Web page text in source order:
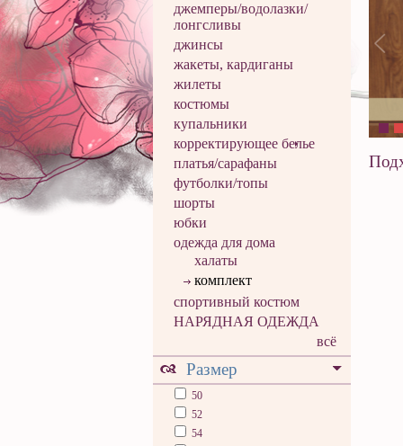
джемперы/водолазки/
лонгсливы
джинсы
жакеты, кардиганы
жилеты
костюмы
купальники
корректирующее белье
платья/сарафаны
футболки/топы
шорты
юбки
одежда для дома
халаты
комплект
спортивный костюм
НАРЯДНАЯ ОДЕЖДА
всё
Размер
50
52
54